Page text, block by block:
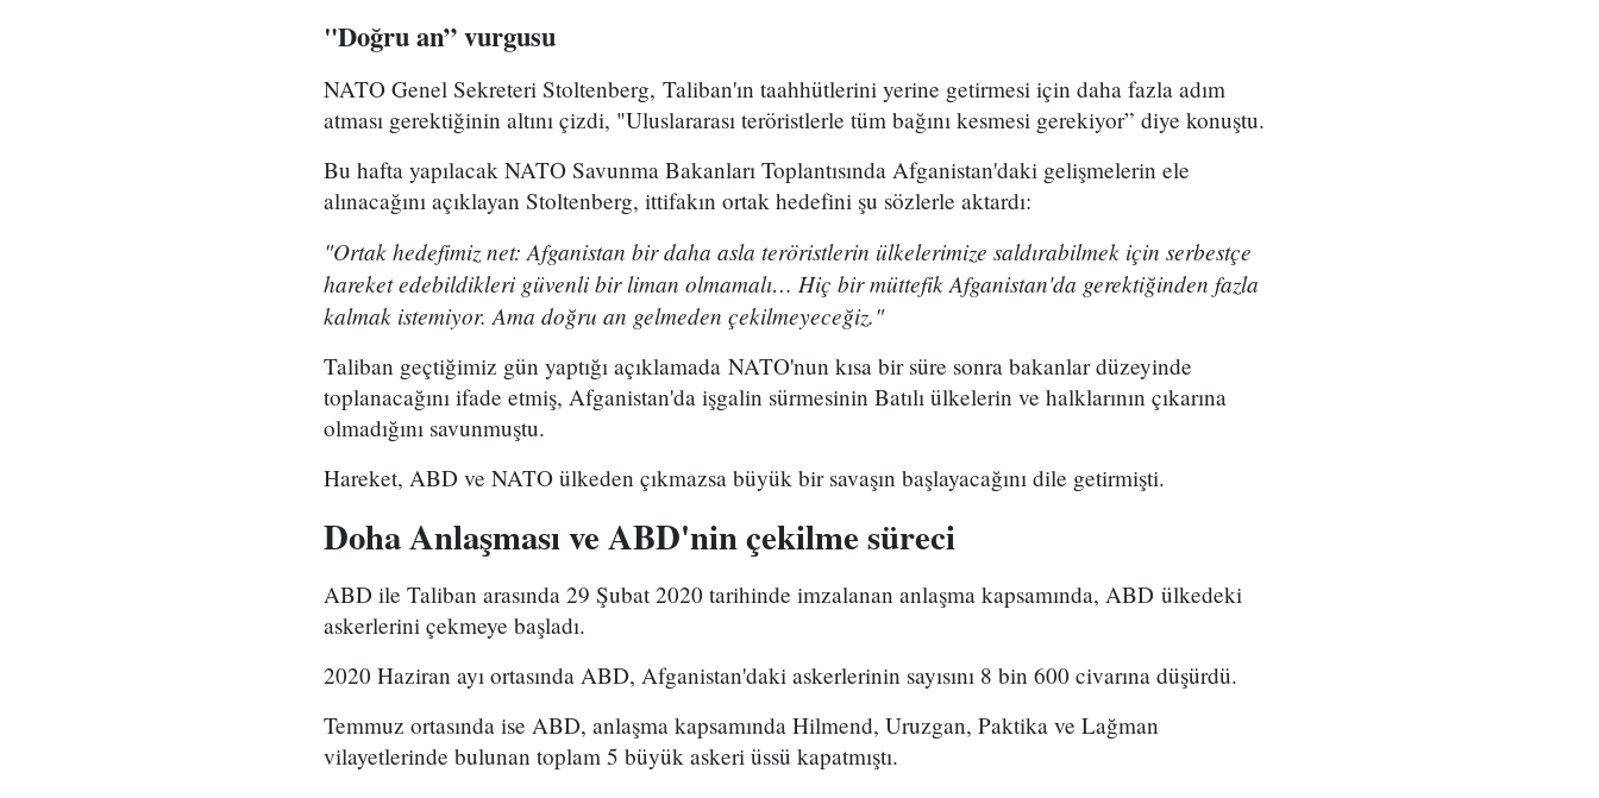
"Doğru an” vurgusu
NATO Genel Sekreteri Stoltenberg, Taliban'ın taahhütlerini yerine getirmesi için daha fazla adım
atması gerektiğinin altını çizdi, "Uluslararası teröristlerle tüm bağını kesmesi gerekiyor” diye konuştu.
Bu hafta yapılacak NATO Savunma Bakanları Toplantısında Afganistan'daki gelişmelerin ele
alınacağını açıklayan Stoltenberg, ittifakın ortak hedefini şu sözlerle aktardı:
"Ortak hedefimiz net: Afganistan bir daha asla teröristlerin ülkelerimize saldırabilmek için serbestçe
hareket edebildikleri güvenli bir liman olmamalı… Hiç bir müttefik Afganistan'da gerektiğinden fazla
kalmak istemiyor. Ama doğru an gelmeden çekilmeyeceğiz."
Taliban geçtiğimiz gün yaptığı açıklamada NATO'nun kısa bir süre sonra bakanlar düzeyinde
toplanacağını ifade etmiş, Afganistan'da işgalin sürmesinin Batılı ülkelerin ve halklarının çıkarına
olmadığını savunmuştu.
Hareket, ABD ve NATO ülkeden çıkmazsa büyük bir savaşın başlayacağını dile getirmişti.
Doha Anlaşması ve ABD'nin çekilme süreci
ABD ile Taliban arasında 29 Şubat 2020 tarihinde imzalanan anlaşma kapsamında, ABD ülkedeki
askerlerini çekmeye başladı.
2020 Haziran ayı ortasında ABD, Afganistan'daki askerlerinin sayısını 8 bin 600 civarına düşürdü.
Temmuz ortasında ise ABD, anlaşma kapsamında Hilmend, Uruzgan, Paktika ve Lağman
vilayetlerinde bulunan toplam 5 büyük askeri üssü kapatmıştı.